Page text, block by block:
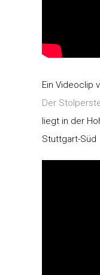
Ein Videoclip
Der
liegt in der
Stuttgart-Süd